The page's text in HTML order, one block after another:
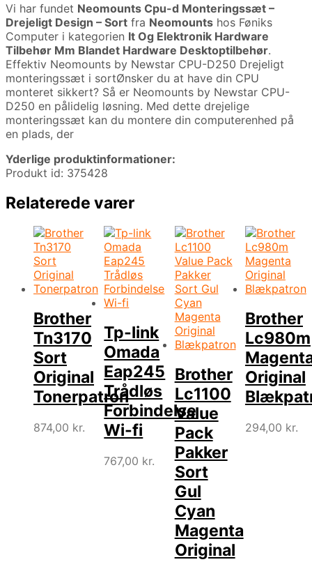
Vi har fundet Neomounts Cpu-d Monteringssæt –
Drejeligt Design – Sort fra Neomounts hos Føniks
Computer i kategorien It Og Elektronik Hardware
Tilbehør Mm Blandet Hardware Desktoptilbehør.
Effektiv Neomounts by Newstar CPU-D250 Drejeligt
monteringssæt i sortØnsker du at have din CPU
monteret sikkert? Så er Neomounts by Newstar CPU-
D250 en pålidelig løsning. Med dette drejelige
monteringssæt kan du montere din computerenhed på
en plads, der
Yderlige produktinformationer:
Produkt id: 375428
Relaterede varer
Brother
Tn3170
Sort
Original
Tonerpatron
874,00 kr.
Tp-link
Omada
Eap245
Trådløs
Forbindelse
Wi-fi
767,00 kr.
Brother
Lc1100
Value
Pack
Pakker
Sort
Gul
Cyan
Magenta
Original
Brother
Lc980m
Original
294,00 kr.